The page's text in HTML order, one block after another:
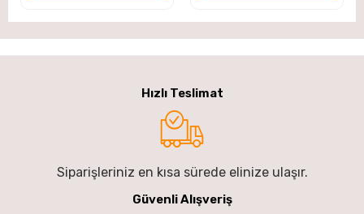
Hızlı Teslimat
Siparişleriniz en kısa sürede elinize ulaşır.
Güvenli Alışveriş